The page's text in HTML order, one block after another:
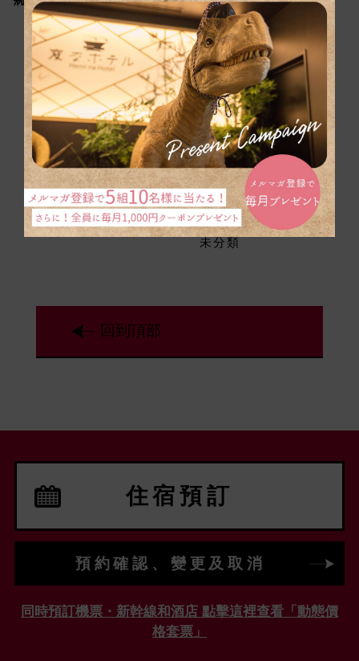
2026年07月
2026年06月
2026年05月
2026年04月
合作房間
推薦方案
通知
周邊資訊
注意事項
設施
客房
餐廳
設施
活動
未分類
回到頂部
住宿預訂
預約確認、變更及取消
同時預訂機票・新幹線和酒店 點擊這裡查看「動態價
格套票」